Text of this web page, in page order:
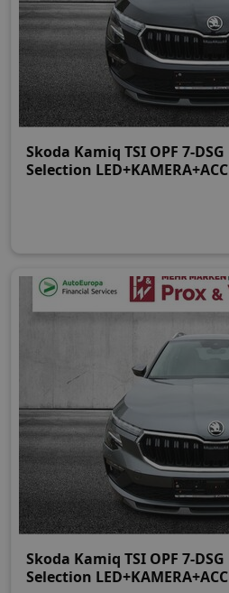
Skoda Kamiq TSI OPF 7-DSG
Selection LED+KAMERA+ACC
Skoda Kamiq TSI OPF 7-DSG
Selection LED+KAMERA+ACC